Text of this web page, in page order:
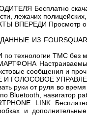
Бесплатно
лежачих
ВПЕРЕДИ Просмотр
ИЗ
технологии TMC без
Настраиваемые
сообщения и
И ГОЛОСОВОЕ
руки от руля во
Bluetooth, навигатор
LINK
и